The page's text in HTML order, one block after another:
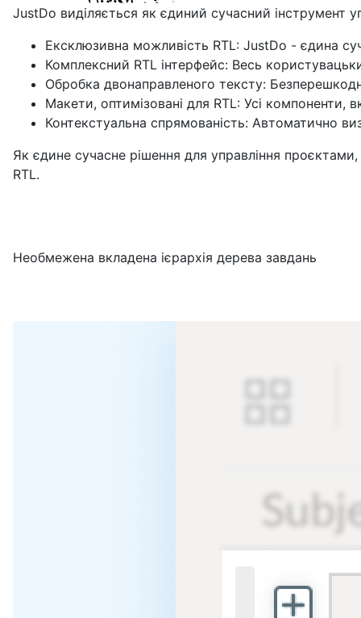
JustDo виділяється як єдиний сучасний
Ексклюзивна можливість RTL: JustDo - єдина
Комплексний RTL інтерфейс: Весь
Обробка двонаправленого тексту:
Макети, оптимізовані для RTL: Усі компоненти,
Контекстуальна спрямованість: Автоматично
Як єдине сучасне рішення для управління
RTL.
Необмежена вкладена ієрархія дерева завдань